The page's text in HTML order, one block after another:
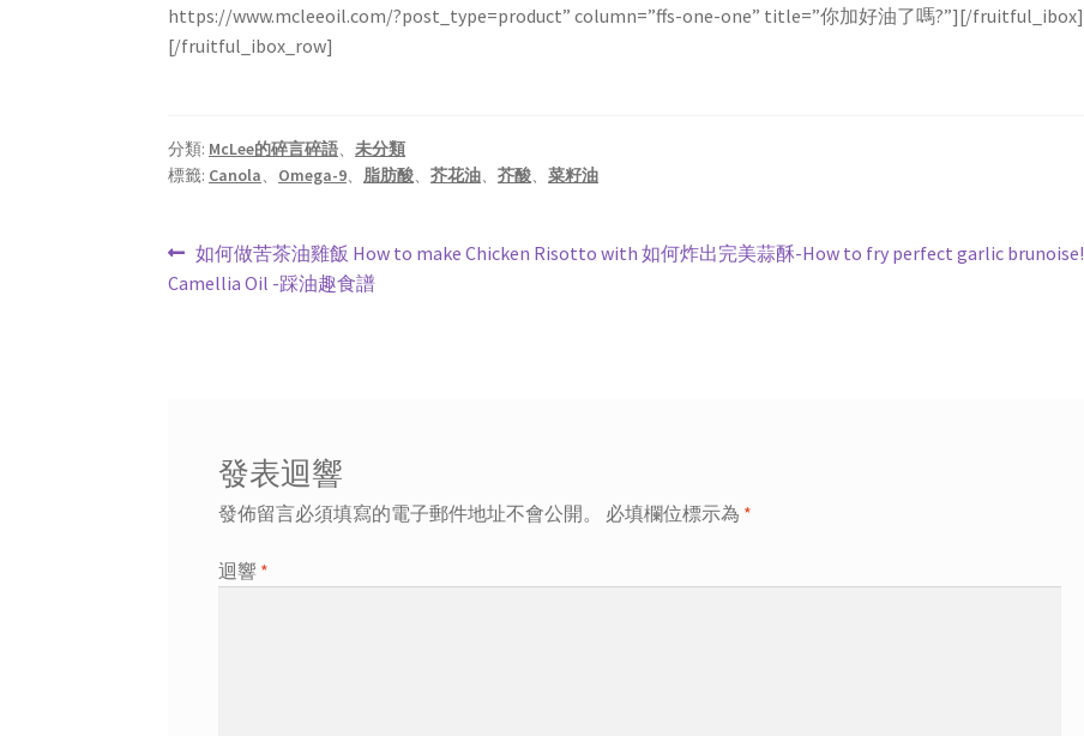
https://www.mcleeoil.com/?post_type=product” column=”ffs-one-one” title=”你加好油了嗎?”][/fruitful_ibox]
[/fruitful_ibox_row]
分類: McLee的碎言碎語、未分類
標籤: Canola、 Omega-9、 脂肪酸、芥花油、芥酸、菜籽油
文
章
上
一
如何做苦茶油雞飯 How to make Chicken Risotto with
Camellia Oil -踩油趣食譜
下
如何炸出完美蒜酥-How to fry perfect garlic brunoise!
發表迴響
發佈留言必須填寫的電子郵件地址不會公開。 必填欄位標示為 *
迴響 *